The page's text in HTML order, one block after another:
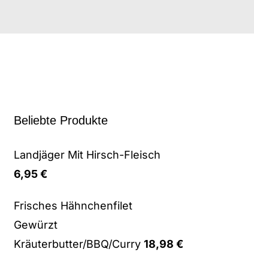
Beliebte Produkte
Landjäger Mit Hirsch-Fleisch
6,95€
Frisches Hähnchenfilet
Gewürzt
Kräuterbutter/BBQ/Curry 18,98€